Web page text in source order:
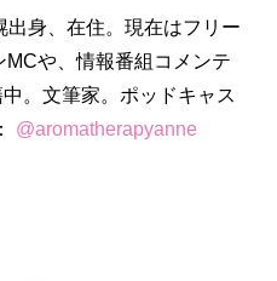
身、在住。現在はフリー
や、情報番組コメンテ
。文筆家。ポッドキャス
@aromatherapyanne